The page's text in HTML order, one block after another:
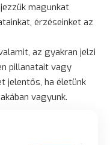
magunkat
érzéseinket az
az gyakran jelzi
pillanatait vagy
jelentős, ha életünk
vagyunk.